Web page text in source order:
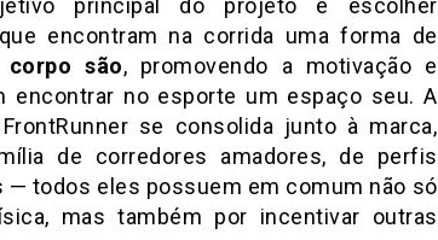
principal do projeto é escolher
encontram na corrida uma forma de
são, promovendo a motivação e
encontrar no esporte um espaço seu. A
se consolida junto à marca,
de corredores amadores, de perfis
— todos eles possuem em comum não só
mas também por incentivar outras